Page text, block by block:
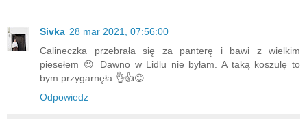
Sivka 28 mar 2021, 07:56:00
Calineczka przebrała się za panterę i bawi z wielkim
piesełem 😉 Dawno w Lidlu nie byłam. A taką koszulę to
bym przygarnęła 👌👍😊
Odpowiedz